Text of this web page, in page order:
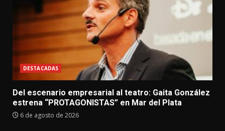
DESTACADAS
Del escenario empresarial al teatro: Gaita González
estrena “PROTAGONISTAS” en Mar del Plata
6 de agosto de 2026